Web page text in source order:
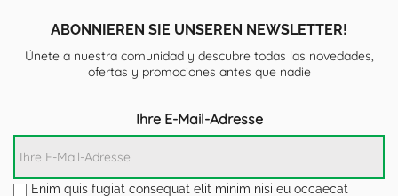
ABONNIEREN SIE UNSEREN NEWSLETTER!
Únete a nuestra comunidad y descubre todas las novedades,
ofertas y promociones antes que nadie
Ihre E-Mail-Adresse
Enim quis fugiat consequat elit minim nisi eu occaecat